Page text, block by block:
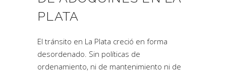
PLATA
El tránsito en La Plata creció en forma
desordenado. Sin políticas de
ordenamiento, ni de mantenimiento ni de